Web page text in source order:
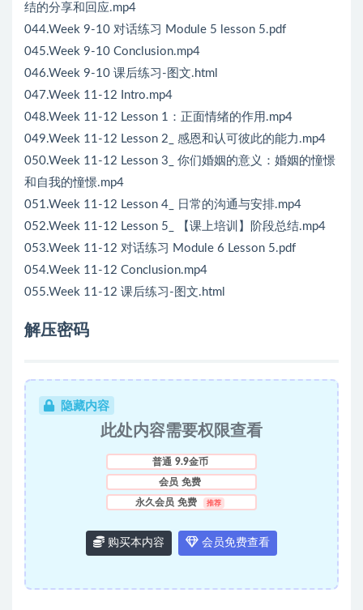
结的分享和回应.mp4
044.Week 9-10 对话练习 Module 5 lesson 5.pdf
045.Week 9-10 Conclusion.mp4
046.Week 9-10 课后练习-图文.html
047.Week 11-12 Intro.mp4
048.Week 11-12 Lesson 1：正面情绪的作用.mp4
049.Week 11-12 Lesson 2_ 感恩和认可彼此的能力.mp4
050.Week 11-12 Lesson 3_ 你们婚姻的意义：婚姻的憧憬
和自我的憧憬.mp4
051.Week 11-12 Lesson 4_ 日常的沟通与安排.mp4
052.Week 11-12 Lesson 5_ 【课上培训】阶段总结.mp4
053.Week 11-12 对话练习 Module 6 Lesson 5.pdf
054.Week 11-12 Conclusion.mp4
055.Week 11-12 课后练习-图文.html
解压密码
隐藏内容
此处内容需要权限查看
普通 9.9金币
会员 免费
永久会员 免费 推荐
购买本内容 会员免费查看